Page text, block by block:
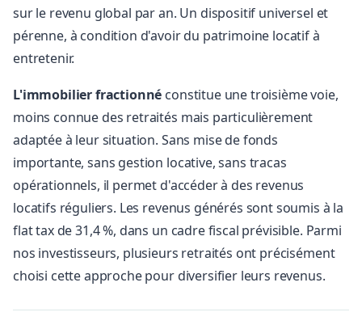
sur le revenu global par an. Un dispositif universel et
pérenne, à condition d'avoir du patrimoine locatif à
entretenir.
L'immobilier fractionné constitue une troisième voie,
moins connue des retraités mais particulièrement
adaptée à leur situation. Sans mise de fonds
importante, sans gestion locative, sans tracas
opérationnels, il permet d'accéder à des revenus
locatifs réguliers. Les revenus générés sont soumis à la
flat tax de 31,4 %, dans un cadre fiscal prévisible. Parmi
nos investisseurs, plusieurs retraités ont précisément
choisi cette approche pour diversifier leurs revenus.